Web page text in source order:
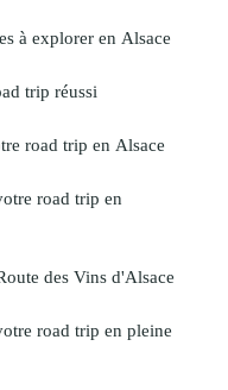
à explorer en Alsace
trip réussi
road trip en Alsace
road trip en
des Vins d'Alsace
road trip en pleine